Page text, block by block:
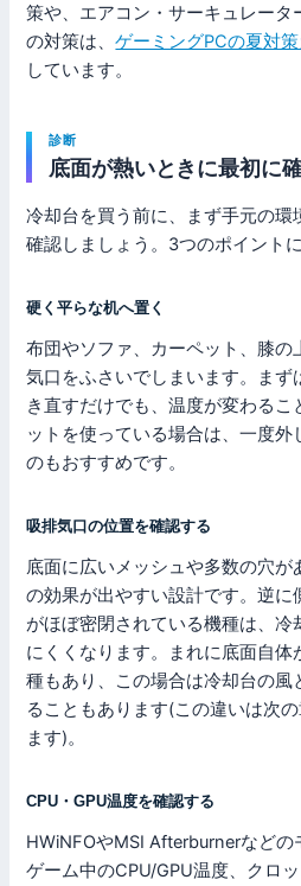
策や、エアコン・サーキュレータ
の対策は、ゲーミングPCの夏対
しています。
診断
底面が熱いときに最初に
冷却台を買う前に、まず手元の環
確認しましょう。3つのポイント
硬く平らな机へ置く
布団やソファ、カーペット、膝の
気口をふさいでしまいます。まず
き直すだけでも、温度が変わるこ
ットを使っている場合は、一度外
のもおすすめです。
吸排気口の位置を確認する
底面に広いメッシュや多数の穴が
の効果が出やすい設計です。逆に
がほぼ密閉されている機種は、冷
にくくなります。まれに底面自
種もあり、この場合は冷却台の風
ることもあります(この違いは次
ます)。
CPU・GPU温度を確認する
HWiNFOやMSI Afterburnerなどの
ゲーム中のCPU/GPU温度、クロ